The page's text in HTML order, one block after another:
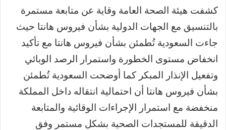
كشفت هيئة الصحة العامة وقاية عن متابعة مستمرة
بالتنسيق مع الجهات الدولية بشأن فيروس هانتا حيث
جاءت السعودية تُطمئن بشأن فيروس هانتا مع تأكيد
انخفاض مستوى الخطورة واستمرار الرصد الوبائي
وتفعيل الإنذار المبكر كما أوضحت السعودية تُطمئن
بشأن فيروس هانتا أن احتمالية انتقاله داخل المملكة
منخفضة مع استمرار الإجراءات الوقائية والمتابعة
الدقيقة للمستجدات الصحية بشكل مستمر وفق